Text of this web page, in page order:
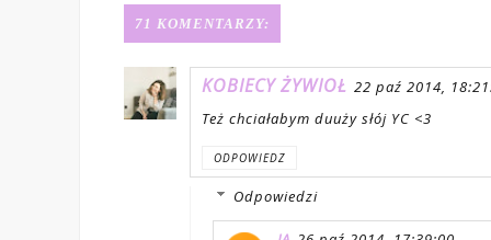
71 KOMENTARZY:
KOBIECY ŻYWIOŁ 22 paź 2014,
Też chciałabym duuży słój YC <3
ODPOWIEDZ
Odpowiedzi